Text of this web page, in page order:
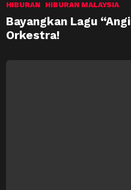
HIBURAN HIBURAN MALAYSIA
Bayangkan Lagu
Orkestra!